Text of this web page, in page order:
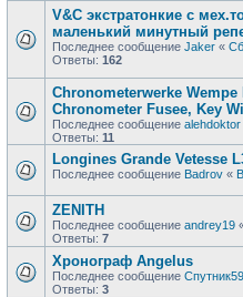
V&С экcтратoнкиe с
маленький минутный
Последнее сообщение Jaker «
Ответы: 162
Chronometerwerke
Chronometer Fusee, Key
Последнее сообщение alehdoktor
Ответы: 11
Longines Grande Vetesse
Последнее сообщение Badrov «
ZENITH
Последнее сообщение andrey19
Ответы: 7
Хронограф Angelus
Последнее сообщение Спутник59
Ответы: 3